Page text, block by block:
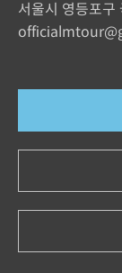
서울시 영등포